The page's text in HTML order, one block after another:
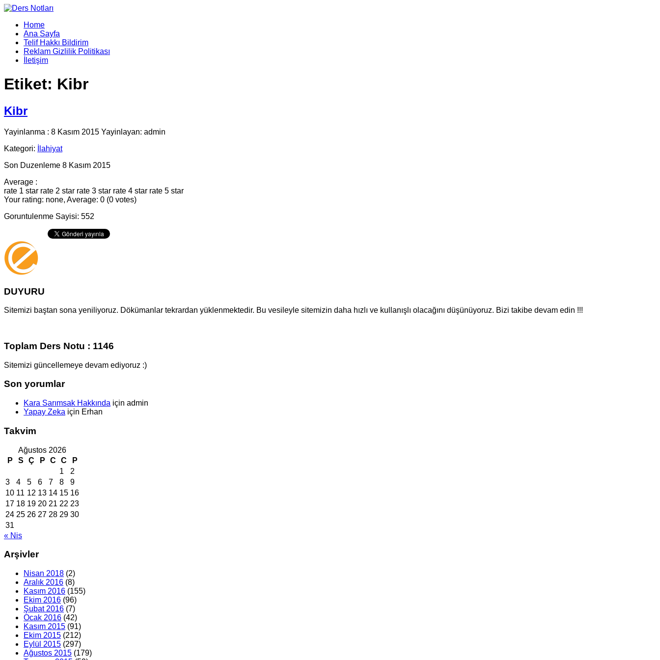
Home
Ana Sayfa
Telif Hakkı Bildirim
Reklam Gizlilik Politikası
İletişim
Etiket: Kibr
Kibr
Yayinlanma : 8 Kasım 2015 Yayinlayan: admin
Kategori:
İlahiyat
Son Duzenleme 8 Kasım 2015
Average :
rate 1 star rate 2 star rate 3 star rate 4 star rate 5 star
Your rating: none, Average: 0 (0 votes)
Goruntulenme Sayisi: 552
DUYURU
Sitemizi baştan sona yeniliyoruz. Dökümanlar tekrardan yüklenmektedir. Bu vesileyle sitemizin daha hızlı ve kullanışlı olacağını düşünüyoruz. Bizi takibe devam edin !!!
Toplam Ders Notu : 1146
Sitemizi güncellemeye devam ediyoruz :)
Son yorumlar
Kara Sarımsak Hakkında için admin
Yapay Zeka için Erhan
Takvim
Ağustos 2026
P
S Ç P C C
P
1
2
3
4 5 6 7 8
9
10 11 12 13 14 15 16
17 18 19 20 21 22 23
24 25 26 27 28 29 30
31
« Nis
Arşivler
Nisan 2018 (2)
Aralık 2016 (8)
Kasım 2016 (155)
Ekim 2016 (96)
Şubat 2016 (7)
Ocak 2016 (42)
Kasım 2015 (91)
Ekim 2015 (212)
Eylül 2015 (297)
Ağustos 2015 (179)